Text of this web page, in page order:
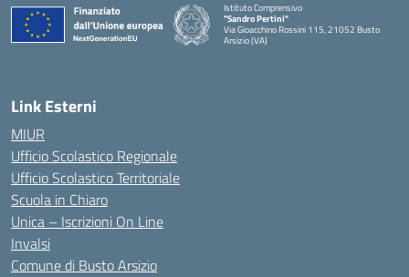
Istituto Comprensivo
"Sandro Pertini"
Via Gioacchino Rossini 115, 21052 Busto
Arsizio (VA)
Link Esterni
MIUR
Ufficio Scolastico Regionale
Ufficio Scolastico Territoriale
Scuola in Chiaro
Unica – Iscrizioni On Line
Invalsi
Comune di Busto Arsizio